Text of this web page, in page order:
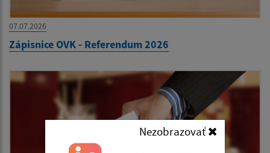
Nezobrazovať
07.07.2026
Zápisnice OVK - Referendum 2026